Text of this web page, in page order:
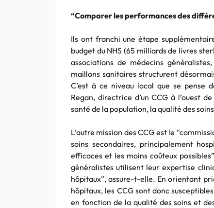
“Comparer les performances des
Ils ont franchi une étape
budget du NHS (65 milliards de livres
associations de médecins
maillons sanitaires structurent
C’est à ce niveau local que se pense
Regan, directrice d’un CCG à l’ouest
santé de la population, la qualité des
L’autre mission des CCG est le
soins secondaires, principalement
efficaces et les moins coûteux
généralistes utilisent leur expertise
hôpitaux”, assure-t-elle. En orientant
hôpitaux, les CCG sont donc
en fonction de la qualité des soins et